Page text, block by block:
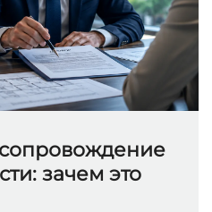
зачем это